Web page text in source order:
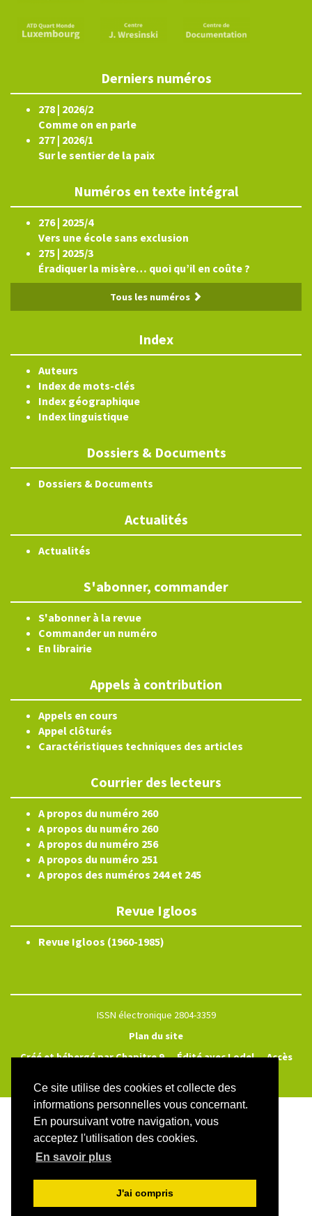
Ce site utilise des cookies et collecte des
informations personnelles vous concernant.
En poursuivant votre navigation, vous
acceptez l'utilisation des cookies.
En savoir plus
J'ai compris
Derniers numéros
278 | 2026/2
Comme on en parle
277 | 2026/1
Sur le sentier de la paix
Numéros en texte intégral
276 | 2025/4
Vers une école sans exclusion
275 | 2025/3
Éradiquer la misère… quoi qu’il en coûte ?
Tous les numéros
Index
Auteurs
Index de mots-clés
Index géographique
Index linguistique
Dossiers & Documents
Dossiers & Documents
Actualités
Actualités
S'abonner, commander
S'abonner à la revue
Commander un numéro
En librairie
Appels à contribution
Appels en cours
Appel clôturés
Caractéristiques techniques des articles
Courrier des lecteurs
A propos du numéro 260
A propos du numéro 260
A propos du numéro 256
A propos du numéro 251
A propos des numéros 244 et 245
Revue Igloos
Revue Igloos (1960-1985)
ISSN électronique 2804-3359
Plan du site
Créé et hébergé par Chapitre 9—Édité avec Lodel—Accès